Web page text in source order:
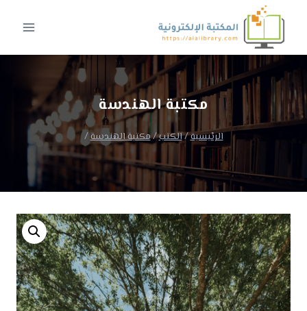
المحتوى
مكتبة الهندسة
الرئيسية/الكتب/مكتبة الهندسة/